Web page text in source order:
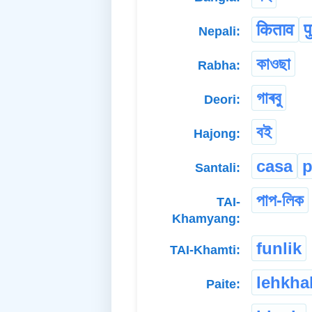
Nepali: किताव
Rabha: কাওছা
Deori: গাৰবু
Hajong: বই
Santali: casa
TAI-
Khamyang:
পাপ-লিক
TAI-Khamti: funlik
Paite: